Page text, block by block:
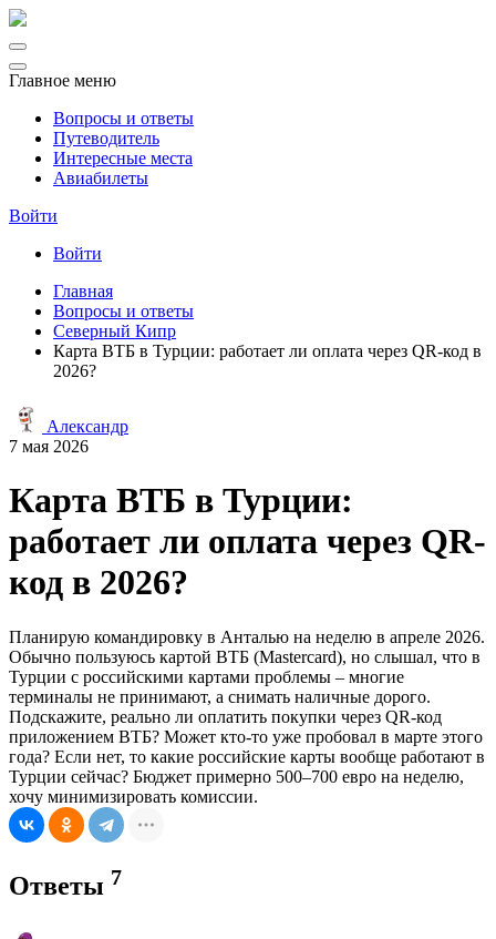
Главное меню
Вопросы и ответы
Путеводитель
Интересные места
Авиабилеты
Войти
Войти
Главная
Вопросы и ответы
Северный Кипр
Карта ВТБ в Турции: работает ли оплата через QR-код в
2026?
Александр
7 мая 2026
Карта ВТБ в Турции:
работает ли оплата через QR-
код в 2026?
Планирую командировку в Анталью на неделю в апреле 2026.
Обычно пользуюсь картой ВТБ (Mastercard), но слышал, что в
Турции с российскими картами проблемы – многие
терминалы не принимают, а снимать наличные дорого.
Подскажите, реально ли оплатить покупки через QR-код
приложением ВТБ? Может кто-то уже пробовал в марте этого
года? Если нет, то какие российские карты вообще работают в
Турции сейчас? Бюджет примерно 500–700 евро на неделю,
хочу минимизировать комиссии.
Ответы 7